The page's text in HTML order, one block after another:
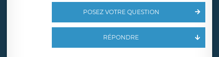
POSEZ VOTRE QUESTION
RÉPONDRE